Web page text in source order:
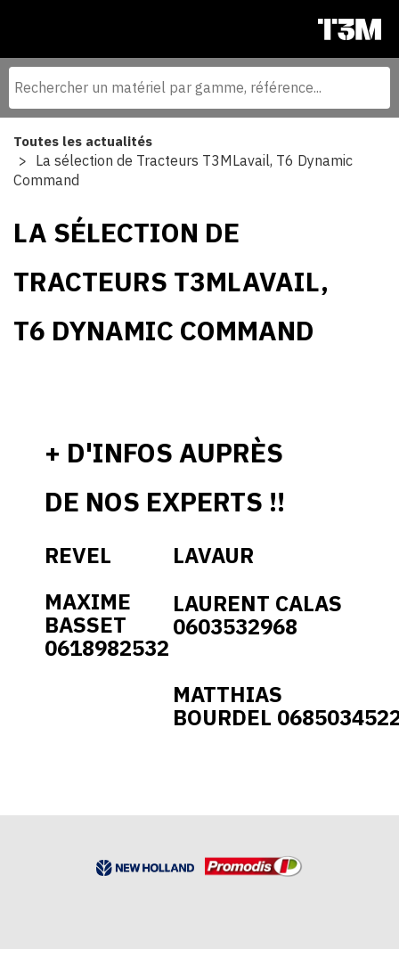
Toutes les actualités
La sélection de Tracteurs T3MLavail, T6 Dynamic
Command
LA SÉLECTION DE
TRACTEURS T3MLAVAIL,
T6 DYNAMIC COMMAND
+ D'INFOS AUPRÈS
DE NOS EXPERTS !!
REVEL
LAVAUR
MAXIME
BASSET
0618982532
LAURENT CALAS
0603532968
MATTHIAS
BOURDEL